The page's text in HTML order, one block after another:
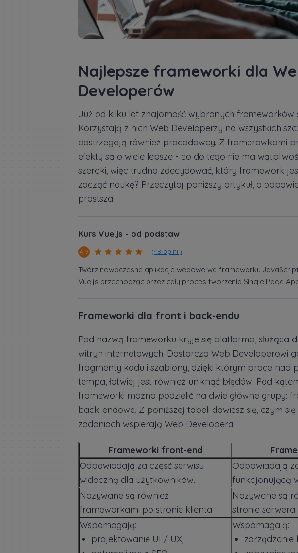
Najlepsze frameworki dla
Developerów
Już od kilku lat znajomość wybranych frameworków
Korzystają z nich Web Developerzy na wszystkich
dostrzegają również pracodawcy. Z framerowkami
efekty są o wiele lepsze - co do tego nie ma
szeroki, więc trudno zdecydować, który framework
zacząć naukę? Przeczytaj poniższy artykuł, a
prostsza.
Kurs Vue.js - od podstaw
4.9 (48 opinii)
Twórz nowoczesne aplikacje webowe we frameworku
Vue.js przechodząc przez cały proces tworzenia Single Page
Frameworki dla front i back-endu
Pod nazwą frameworku kryje się platforma, służąca
witryn internetowych. Dostarcza Web Developerowi
fragmenty kodu i szablony, dzięki którym prace nad
tempa, łatwiej jest również uniknąć błędów. Pod
frameworki można podzielić na dwie główne grupy:
back-endowe. Z poniższej tabeli dowiesz się, czym
zadaniach wspierają Web Developera.
Frameworki front-end
Odpowiadają za część serwisu
widoczną dla użytkowników.
Odpowiadają
funkcjonującą
Nazywane są również
frameworkami po stronie klienta.
Nazywane są
stronie serwera.
Wspomagają:
projektowanie UI / UX,
Wspomagają:
zarządzanie